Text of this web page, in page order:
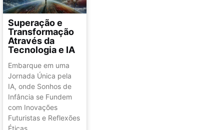
Superação e
Transformação
Através da
Tecnologia e IA
Embarque em uma
Jornada Única pela
IA, onde Sonhos de
Infância se Fundem
com Inovações
Futuristas e Reflexões
Éticas.